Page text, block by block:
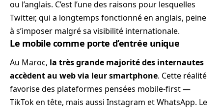
ou l’anglais. C’est l’une des raisons pour lesquelles
Twitter, qui a longtemps fonctionné en anglais, peine
à s’imposer malgré sa visibilité internationale.
Le mobile comme porte d’entrée unique
Au Maroc, la très grande majorité des internautes
accèdent au web via leur smartphone. Cette réalité
favorise des plateformes pensées mobile-first —
TikTok en tête, mais aussi Instagram et WhatsApp. Le